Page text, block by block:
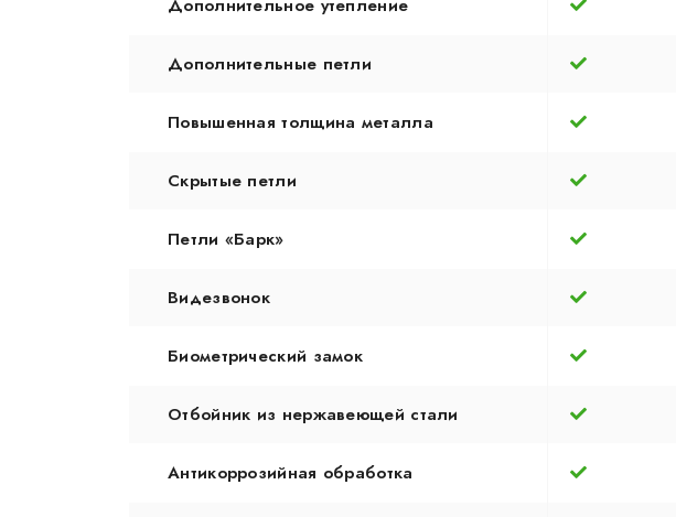
Дополнительное утепление
Дополнительные петли
Повышенная толщина металла
Скрытые петли
Петли «Барк»
Видезвонок
Биометрический замок
Отбойник из нержавеющей стали
Антикоррозийная обработка